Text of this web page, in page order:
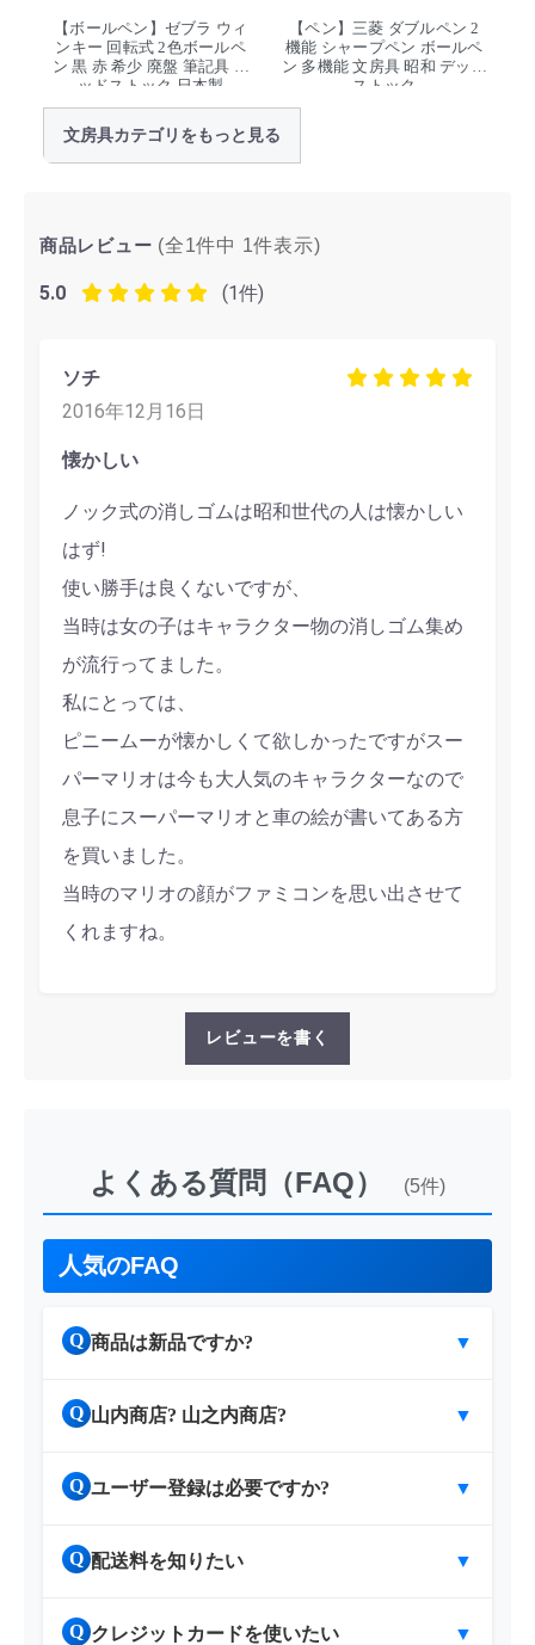
【ボールペン】ゼブラ ウィ
ンキー 回転式 2色ボールペ
ン 黒 赤 希少 廃盤 筆記具 デ
ッドストック 日本製
【ペン】三菱 ダブルペン 2
機能 シャープペン ボールペ
ン 多機能 文房具 昭和 デッド
ストック
文房具カテゴリをもっと見る
商品レビュー (全1件中 1件表示)
5.0 (1件)
ソチ
2016年12月16日
懐かしい
ノック式の消しゴムは昭和世代の人は懐かしい
はず!
使い勝手は良くないですが、
当時は女の子はキャラクター物の消しゴム集め
が流行ってました。
私にとっては、
ピニームーが懐かしくて欲しかったですがスー
パーマリオは今も大人気のキャラクターなので
息子にスーパーマリオと車の絵が書いてある方
を買いました。
当時のマリオの顔がファミコンを思い出させて
くれますね。
レビューを書く
よくある質問（FAQ） (5件)
人気のFAQ
Q 商品は新品ですか? ▼
Q 山内商店? 山之内商店? ▼
Q ユーザー登録は必要ですか? ▼
Q 配送料を知りたい ▼
Q クレジットカードを使いたい ▼